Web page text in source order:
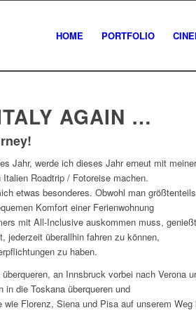
HOME PORTFOLIO
AGAIN …
Jahr, werde ich dieses Jahr erneut mit meiner
Italien Roadtrip / Fotoreise machen.
etwas besonderes. Obwohl man größtenteils
Komfort einer Ferienwohnung
mit All-Inclusive auskommen muss, genießt
jederzeit überallhin fahren zu können,
zu haben.
an Innsbruck vorbei nach Verona
in die Toskana überqueren und
wie Florenz, Siena und Pisa auf unserem Weg